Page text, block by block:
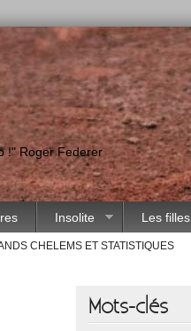
!" Roger Federer
Insolite Les filles
CHELEMS ET STATISTIQUES
Mots-clés